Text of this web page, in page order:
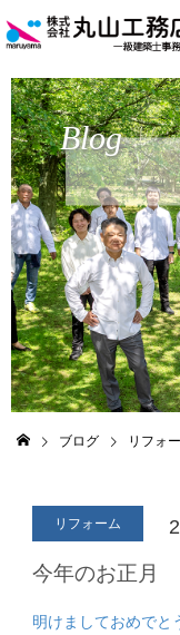
Blog
ブログ リフォ
リフォーム
今年のお正月
明けましておめでと